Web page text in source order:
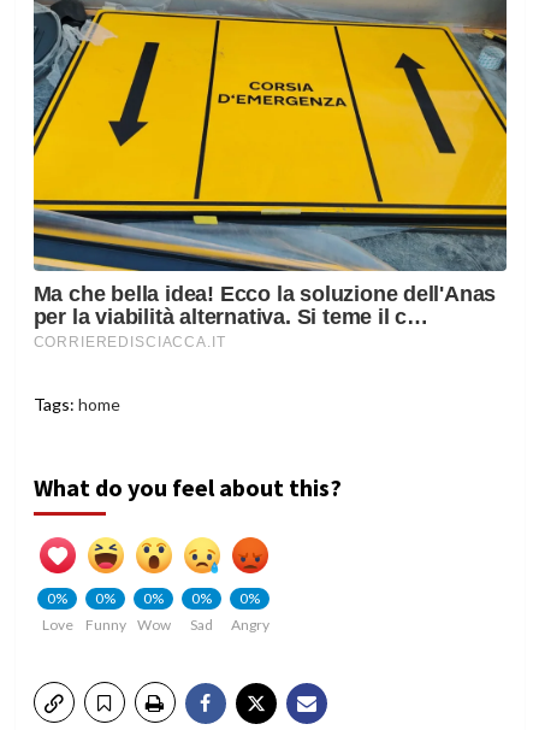
Tags: home
What do you feel about this?
0%
Love
0%
Funny
0%
Wow
0%
Sad
0%
Angry